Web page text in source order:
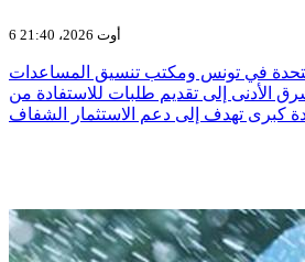
6 أوت 2026، 21:40
في تونس ومكتب تنسيق المساعدات
الأدنى إلى تقديم طلبات للاستفادة من